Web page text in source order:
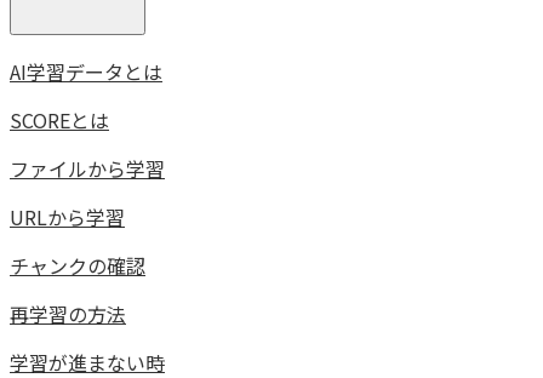
AI学習データとは
SCOREとは
ファイルから学習
URLから学習
チャンクの確認
再学習の方法
学習が進まない時